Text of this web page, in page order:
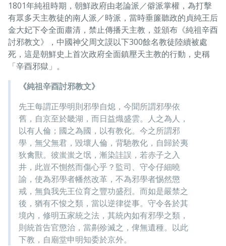
1801年純祖時期，朝鮮政府由老論派／僻派掌權，為打擊
有眾多天主教徒的南人派／時派，當時垂簾聽政的貞純王后
金大妃下令全面肅清，禁止傳播天主教，並頒布《純祖辛酉
討邪教文》，中國神父周文謨以下300餘名教徒陸續被處
死，這是朝鮮史上首次政府全面鎮壓天主教的行動，史稱
「辛酉邪獄」。
《純祖辛酉討邪教文》
先王每謂正學明則邪學自熄，今聞所謂邪學依
舊，自京至於畿湖，而日益熾盛雲。人之為人，
以有人倫；國之為國，以有教化。今之所謂邪
學，無父無君，毀壞人倫，背馳教化，自歸於夷
狄禽獸。彼蚩蚩之氓，漸染詿誤，若赤子之入
井，此豈不惻然而傷心乎？監司、守令仔細曉
諭，使為邪學者幡然改革，不為邪學者惕然懲
戒，無負我先王位育之豐功盛烈。而如是嚴禁之
後，猶有不悛之類，當以逆律從事。守令各於其
境內，修明五家統之法，其統內如有邪學之類，
則統首告官懲治，當劓殄滅之，俾無遺種。以此
下教，自廟堂申明知委於京外。